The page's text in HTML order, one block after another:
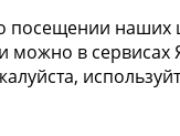
посещении
можно в сервисах